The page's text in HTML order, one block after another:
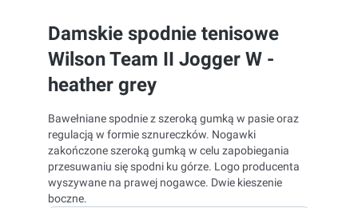
Damskie spodnie tenisowe
Wilson Team II Jogger W -
heather grey
Bawełniane spodnie z szeroką gumką w pasie oraz
regulacją w formie sznureczków. Nogawki
zakończone szeroką gumką w celu zapobiegania
przesuwaniu się spodni ku górze. Logo producenta
wyszywane na prawej nogawce. Dwie kieszenie
boczne.